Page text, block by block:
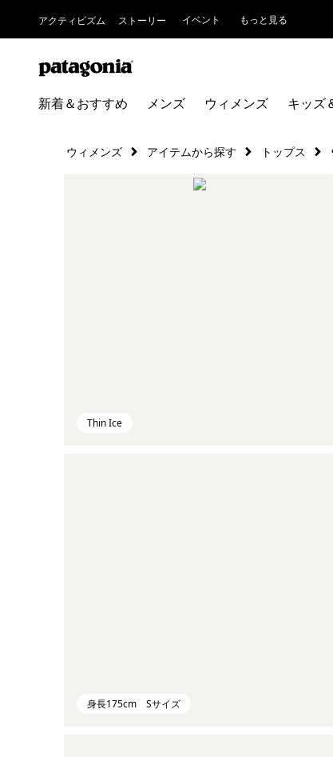
アクティビズム ストーリー イベント もっと見る
新着＆おすすめ メンズ ウィメンズ キッズ
ウィメンズ アイテムから探す トップス
Thin Ice
身長175cm Sサイズ